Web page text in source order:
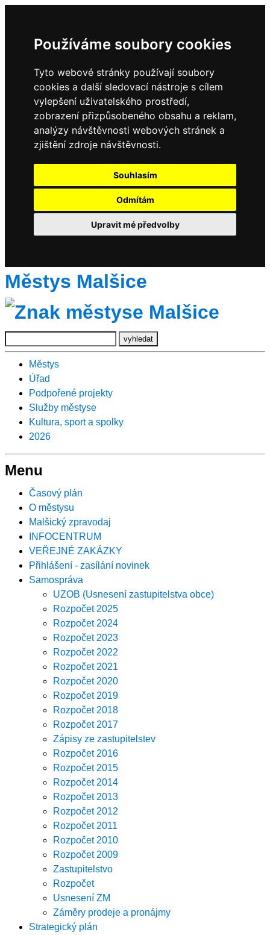
Používáme soubory cookies
Tyto webové stránky používají soubory
cookies a další sledovací nástroje s cílem
vylepšení uživatelského prostředí,
zobrazení přizpůsobeného obsahu a reklam,
analýzy návštěvnosti webových stránek a
zjištění zdroje návštěvnosti.
Souhlasím
Odmítám
Upravit mé předvolby
Městys Malšice
Městys
Úřad
Podpořené projekty
Služby městyse
Kultura, sport a spolky
2026
Menu
Časový plán
O městysu
Malšický zpravodaj
INFOCENTRUM
VEŘEJNÉ ZAKÁZKY
Přihlášení - zasílání novinek
Samospráva
UZOB (Usnesení zastupitelstva obce)
Rozpočet 2025
Rozpočet 2024
Rozpočet 2023
Rozpočet 2022
Rozpočet 2021
Rozpočet 2020
Rozpočet 2019
Rozpočet 2018
Rozpočet 2017
Zápisy ze zastupitelstev
Rozpočet 2016
Rozpočet 2015
Rozpočet 2014
Rozpočet 2013
Rozpočet 2012
Rozpočet 2011
Rozpočet 2010
Rozpočet 2009
Zastupitelstvo
Rozpočet
Usnesení ZM
Záměry prodeje a pronájmy
Strategický plán